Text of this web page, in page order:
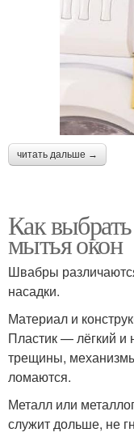
читать дальше →
Как
мытья окон
Швабры
насадки.
Материал и
Пластик — лёгкий и
трещины,
ломаются.
Металл или
служит дольше, не